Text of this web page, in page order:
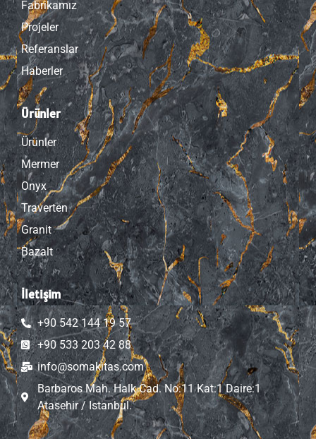
Fabrikamız
Projeler
Referanslar
Haberler
Ürünler
Ürünler
Mermer
Onyx
Traverten
Granit
Bazalt
İletişim
+90 542 144 19 57
+90 533 203 42 88
info@somakitas.com
Barbaros Mah. Halk Cad. No:11 Kat:1 Daire:1
Atasehir / Istanbul.